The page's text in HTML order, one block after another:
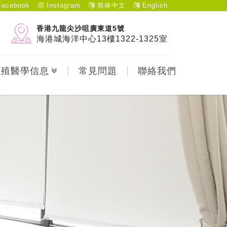
Instagram 简体中文 English
香港九龍尖沙咀廣東道5號
海港城海洋中心13樓1322-1325室
醫學信息 常見問題 聯絡我們